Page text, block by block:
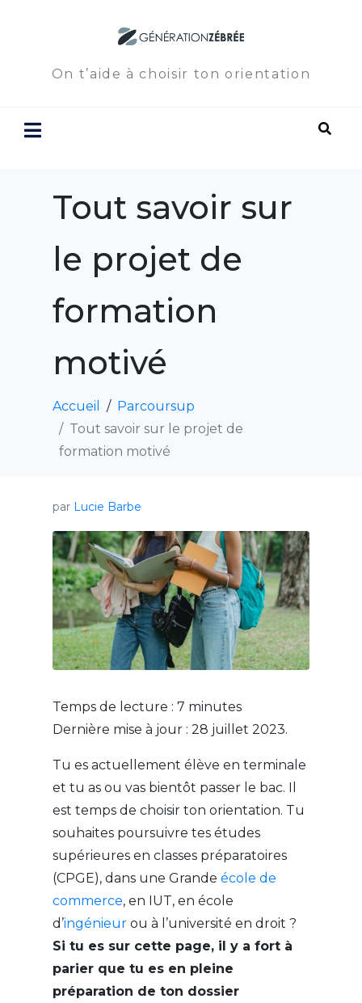
On t’aide à choisir ton orientation
Tout savoir sur
le projet de
formation
motivé
Accueil
Parcoursup
Tout savoir sur le projet de
formation motivé
par Lucie Barbe
Temps de lecture : 7 minutes
Dernière mise à jour : 28 juillet 2023.
Tu es actuellement élève en terminale
et tu as ou vas bientôt passer le bac. Il
est temps de choisir ton orientation. Tu
souhaites poursuivre tes études
supérieures en classes préparatoires
(CPGE), dans une Grande école de
commerce, en IUT, en école
d’ingénieurou à l’université en droit ?
Si tu es sur cette page, il y a fort à
parier que tu es en pleine
préparation de ton dossier